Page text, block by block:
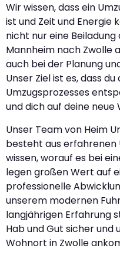
Wir wissen, dass ein
ist und Zeit und Energie
nicht nur eine
Mannheim nach Zwolle
auch bei der Planung
Unser Ziel ist es, dass
Umzugsprozesses
und dich auf deine
Unser Team von Heim
besteht aus erfahrenen
wissen, worauf es bei
legen großen Wert auf
professionelle
unserem modernen
langjährigen Erfahrung
Hab und Gut sicher
Wohnort in Zwolle